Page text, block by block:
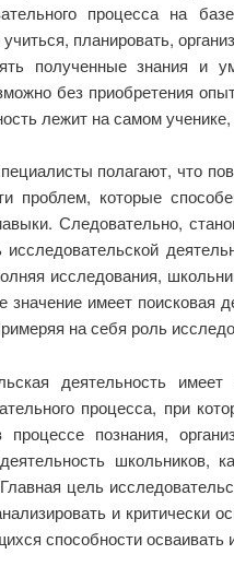
процесса на
планировать,
полученные знания и
без приобретения
лежит на самом
полагают, что
проблем, которые
Следовательно,
исследовательской
исследования,
имеет поисковая
на себя роль
деятельность
процесса, при
познания,
школьников,
цель
и критически
способности